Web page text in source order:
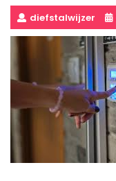
diefstalwijzer